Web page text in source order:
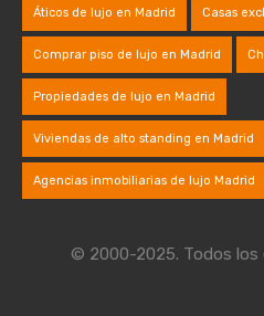
Áticos de lujo en Madrid Casas
Comprar piso de lujo en Madrid
Propiedades de lujo en Madrid
Viviendas de alto standing en Madrid
Agencias inmobiliarias de lujo Madrid
© 2000-2025. Todos los